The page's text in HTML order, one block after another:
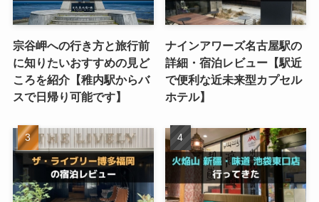
宗谷岬への行き方と旅行前
に知りたいおすすめの見ど
ころを紹介【稚内駅からバ
スで日帰り可能です】
ナインアワーズ名古屋駅の
詳細・宿泊レビュー【駅近
で便利な近未来型カプセル
ホテル】